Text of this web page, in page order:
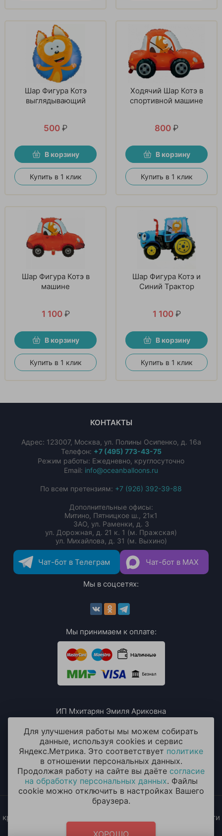
Шар Фигура Котэ
выглядывающий
500 ₽
В корзину
Купить в 1 клик
Ходячий Шар Котэ в
спортивной машине
800 ₽
В корзину
Купить в 1 клик
Шар Фигура Котэ в
машине
1 100 ₽
В корзину
Купить в 1 клик
Шар Фигура Котэ и
Синий Трактор
1 100 ₽
В корзину
Купить в 1 клик
КОНТАКТЫ
Адрес: 123007, Москва, ул. Полины Осипенко, д. 16а
Телефон: +7 (495) 773-43-75
Режим работы: Ежедневно, круглосуточно
Email: info@oceanballoons.ru
По всем претензиям: +7 (926) 392-39-88
Дополнительные офисы:
Митино, Пятницкое ш., 21к1
ЗАО, ул. Раменки, д. 3
ул. Дорожная, д. 21 к. 1 (м. Пражская)
ул. Михайлова, д. 31 (м. Выхино)
Чат-бот в Телеграм Чат-бот в MAX
Мы в соцсетях:
Мы принимаем к оплате:
ИП Мхитарян Эмиля Ариковна
ИНН: 771385063807
ОГРН / ОГРНИП: 319508100076230
2014 - 2026 © «ОКЕАН ШАРОВ» Воздушные шары с
круглосуточной доставкой в Москве и Московской области
Политика конфиденциальности
согласие на обработку
Для улучшения работы мы можем собирать
данные, используя cookies и сервис
Яндекс.Метрика. Это соответствует политике
в отношении персональных данных.
Продолжая работу на сайте вы даёте согласие
на обработку персональных данных. Файлы
cookie можно отключить в настройках Вашего
браузера.
ХОРОШО